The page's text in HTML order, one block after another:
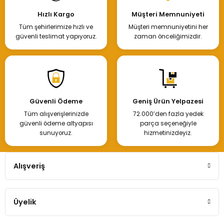
Hızlı Kargo
Tüm şehirlerimize hızlı ve
güvenli teslimat yapıyoruz.
Müşteri Memnuniyeti
Müşteri memnuniyetini her
zaman önceliğimizdir.
Güvenli Ödeme
Tüm alışverişlerinizde
güvenli ödeme altyapısı
sunuyoruz.
Geniş Ürün Yelpazesi
72.000’den fazla yedek
parça seçeneğiyle
hizmetinizdeyiz.
Alışveriş
Üyelik